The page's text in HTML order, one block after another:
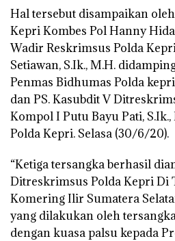
Hal tersebut disampaikan
Kepri Kombes Pol Hanny
Wadir Reskrimsus Polda
Setiawan, S.Ik., M.H.
Penmas Bidhumas Polda
dan PS. Kasubdit V
Kompol I Putu Bayu Pati,
Polda Kepri. Selasa (30/6/20).
“Ketiga tersangka berhasil
Ditreskrimsus Polda Kepri Di
Komering Ilir Sumatera
yang dilakukan oleh
dengan kuasa palsu kepada